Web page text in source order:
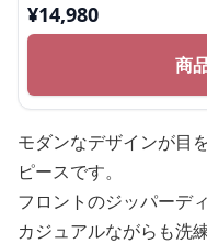
¥14,980
商
モダンなデザインが目
ピースです。
フロントのジッパーデ
カジュアルながらも洗